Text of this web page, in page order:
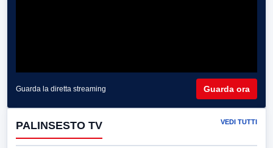
Guarda la diretta streaming Guarda ora
PALINSESTO TV VEDI TUTTI